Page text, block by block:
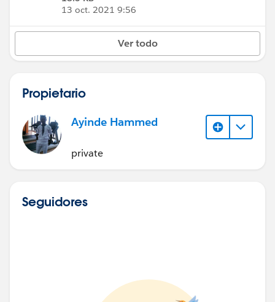
13 oct. 2021 9:56
Ver todo
Propietario
Ayinde Hammed
private
Seguidores